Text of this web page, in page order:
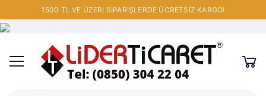
1500 TL VE ÜZERİ SİPARİŞLERDE ÜCRETSİZ KARGO!